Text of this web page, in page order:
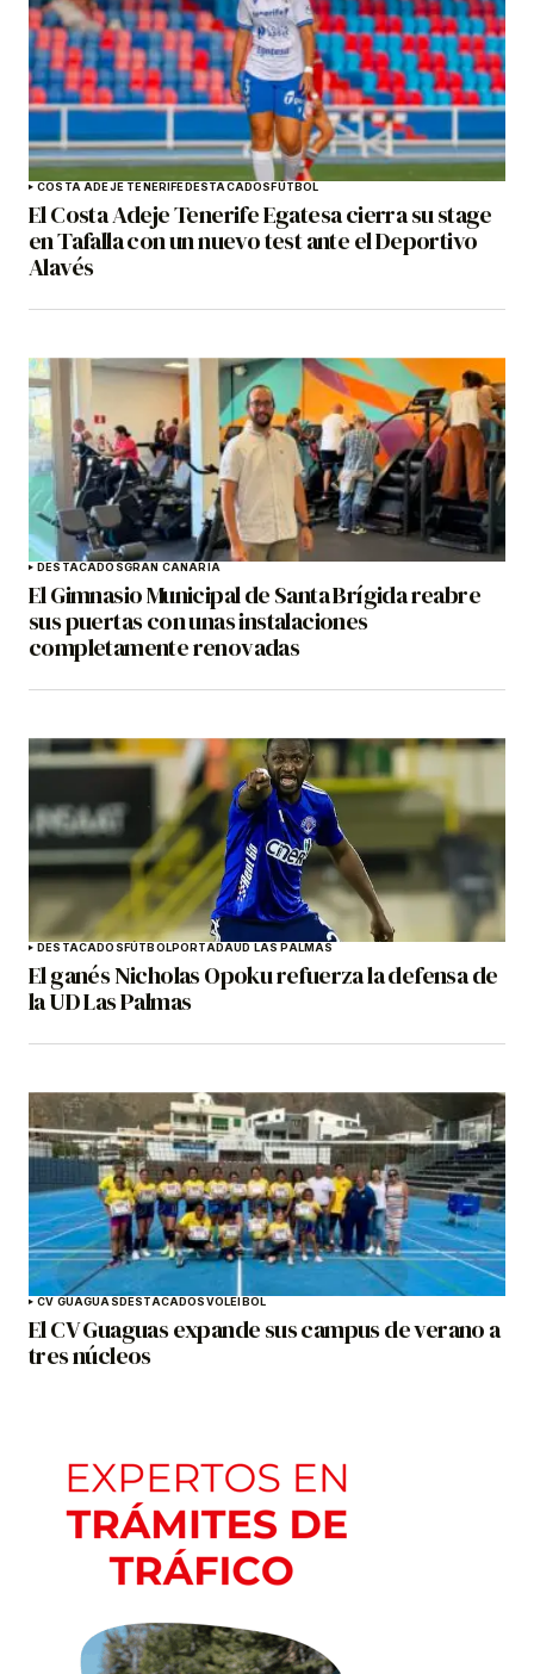
COSTA ADEJE TENERIFEDESTACADOSFÚTBOL
El Costa Adeje Tenerife Egatesa cierra su stage
en Tafalla con un nuevo test ante el Deportivo
Alavés
DESTACADOSGRAN CANARIA
El Gimnasio Municipal de Santa Brígida reabre
sus puertas con unas instalaciones
completamente renovadas
DESTACADOSFÚTBOLPORTADAUD LAS PALMAS
El ganés Nicholas Opoku refuerza la defensa de
la UD Las Palmas
CV GUAGUASDESTACADOSVOLEIBOL
El CV Guaguas expande sus campus de verano a
tres núcleos